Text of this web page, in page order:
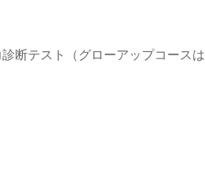
断テスト（グローアップコースは